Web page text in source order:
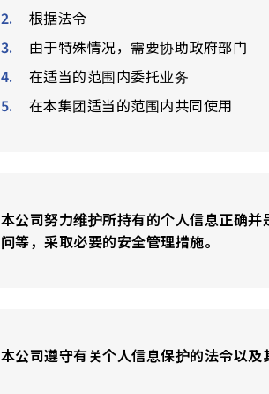
根据法令
由于特殊情况，需要协助政府部门
在适当的范围内委托业务
在本集团适当的范围内共同使用
本公司努力维护所持有的个人信息正确
问等，采取必要的安全管理措施。
本公司遵守有关个人信息保护的法令以